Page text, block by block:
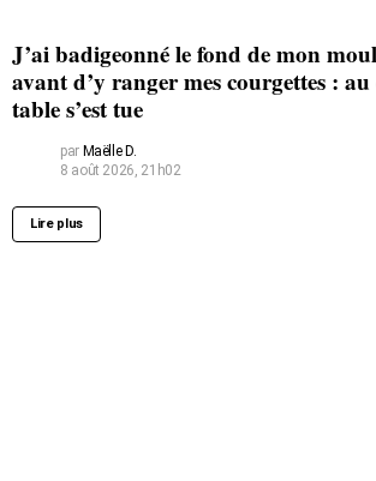
J’ai badigeonné le fond de mon
avant d’y ranger mes courgettes :
table s’est tue
par Maëlle D.
8 août 2026, 21h02
Lire plus